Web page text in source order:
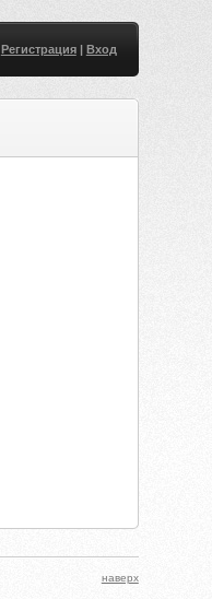
Регистрация| Вход
наверх